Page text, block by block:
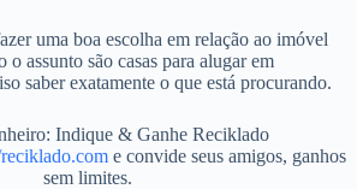
uma boa escolha em relação ao imóvel
assunto são casas para alugar em
saber exatamente o que está procurando.
Indique & Ganhe Reciklado
e convide seus amigos, ganhos
sem limites.